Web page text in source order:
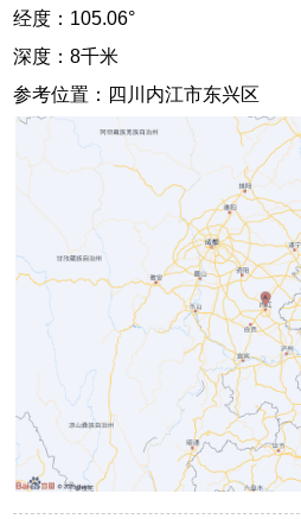
经度：105.06°
深度：8千米
参考位置：四川内江市东兴区